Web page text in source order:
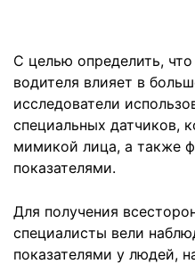
С целью определить,
водителя влияет в
исследователи
специальных датчиков,
мимикой лица, а также
показателями.
Для получения
специалисты вели
показателями у людей,